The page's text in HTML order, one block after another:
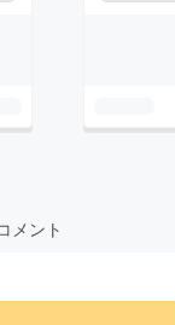
メント